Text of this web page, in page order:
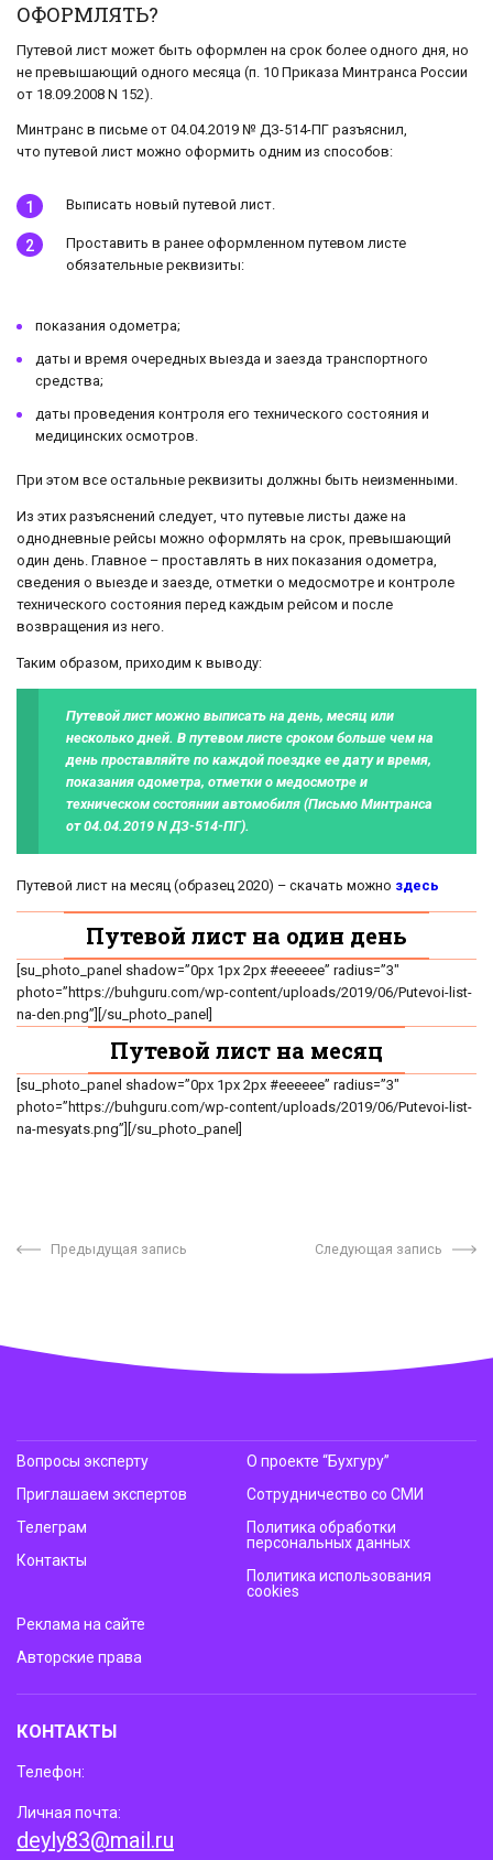
ОФОРМЛЯТЬ?
Путевой лист может быть оформлен на срок более одного дня, но
не превышающий одного месяца (п. 10 Приказа Минтранса России
от 18.09.2008 N 152).
Минтранс в письме от 04.04.2019 № ДЗ-514-ПГ разъяснил,
что путевой лист можно оформить одним из способов:
Выписать новый путевой лист.
Проставить в ранее оформленном путевом листе
обязательные реквизиты:
показания одометра;
даты и время очередных выезда и заезда транспортного
средства;
даты проведения контроля его технического состояния и
медицинских осмотров.
При этом все остальные реквизиты должны быть неизменными.
Из этих разъяснений следует, что путевые листы даже на
однодневные рейсы можно оформлять на срок, превышающий
один день. Главное – проставлять в них показания одометра,
сведения о выезде и заезде, отметки о медосмотре и контроле
технического состояния перед каждым рейсом и после
возвращения из него.
Таким образом, приходим к выводу:
Путевой лист можно выписать на день, месяц или
несколько дней. В путевом листе сроком больше чем на
день проставляйте по каждой поездке ее дату и время,
показания одометра, отметки о медосмотре и
техническом состоянии автомобиля (Письмо Минтранса
от 04.04.2019 N ДЗ-514-ПГ).
Путевой лист на месяц (образец 2020) – скачать можно здесь
Путевой лист на один день
[su_photo_panel shadow=”0px 1px 2px #eeeeee” radius=”3″
photo=”https://buhguru.com/wp-content/uploads/2019/06/Putevoi-list-
na-den.png”][/su_photo_panel]
Путевой лист на месяц
[su_photo_panel shadow=”0px 1px 2px #eeeeee” radius=”3″
photo=”https://buhguru.com/wp-content/uploads/2019/06/Putevoi-list-
na-mesyats.png”][/su_photo_panel]
Предыдущая запись Следующая запись
Вопросы эксперту
Приглашаем экспертов
Телеграм
Контакты
О проекте “Бухгуру”
Сотрудничество со СМИ
Политика обработки
персональных данных
Политика использования
cookies
Реклама на сайте
Авторские права
КОНТАКТЫ
Телефон:
Личная почта:
deyly83@mail.ru